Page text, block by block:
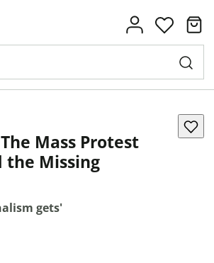
Mass Protest
the Missing
gets'